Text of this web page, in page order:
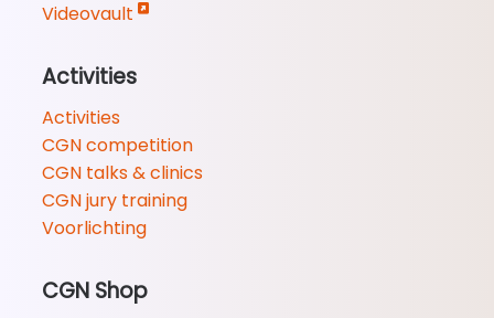
Videovault
Activities
Activities
CGN competition
CGN talks & clinics
CGN jury training
Voorlichting
CGN Shop